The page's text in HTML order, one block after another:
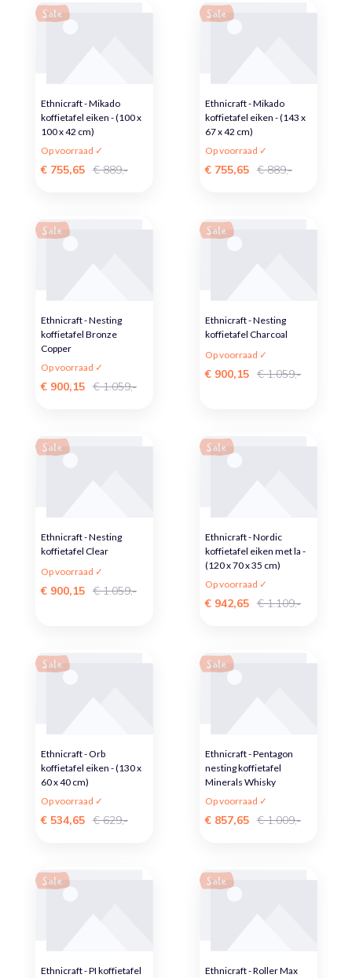
Sale
Ethnicraft - Mikado
koffietafel eiken - (100 x
100 x 42 cm)
Op voorraad ✓
€ 755,65 € 889,-
Sale
Ethnicraft - Mikado
koffietafel eiken - (143 x
67 x 42 cm)
Op voorraad ✓
€ 755,65 € 889,-
Sale
Ethnicraft - Nesting
koffietafel Bronze
Copper
Op voorraad ✓
€ 900,15 € 1.059,-
Sale
Ethnicraft - Nesting
koffietafel Charcoal
Op voorraad ✓
€ 900,15 € 1.059,-
Sale
Ethnicraft - Nesting
koffietafel Clear
Op voorraad ✓
€ 900,15 € 1.059,-
Sale
Ethnicraft - Nordic
koffietafel eiken met la -
(120 x 70 x 35 cm)
Op voorraad ✓
€ 942,65 € 1.109,-
Sale
Ethnicraft - Orb
koffietafel eiken - (130 x
60 x 40 cm)
Op voorraad ✓
€ 534,65 € 629,-
Sale
Ethnicraft - Pentagon
nesting koffietafel
Minerals Whisky
Op voorraad ✓
€ 857,65 € 1.009,-
Sale
Ethnicraft - PI koffietafel
Sale
Ethnicraft - Roller Max